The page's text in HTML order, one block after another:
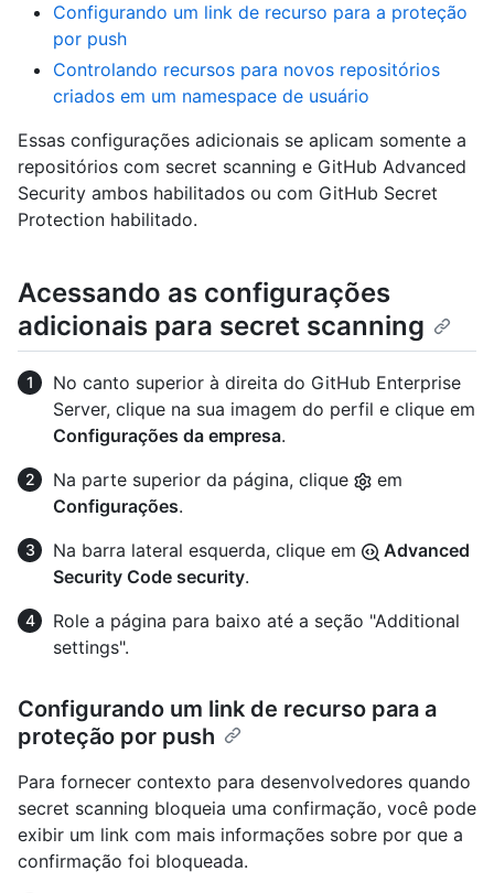
Configurando um link de recurso para a proteção
por push
Controlando recursos para novos repositórios
criados em um namespace de usuário
Essas configurações adicionais se aplicam somente a
repositórios com secret scanning e GitHub Advanced
Security ambos habilitados ou com GitHub Secret
Protection habilitado.
Acessando as configurações
adicionais para secret scanning
No canto superior à direita do GitHub Enterprise
Server, clique na sua imagem do perfil e clique em
Configurações da empresa.
Na parte superior da página, clique
em
Configurações.
Na barra lateral esquerda, clique em
Advanced
Security Code security.
Role a página para baixo até a seção "Additional
settings".
Configurando um link de recurso para a
proteção por push
Para fornecer contexto para desenvolvedores quando
secret scanning bloqueia uma confirmação, você pode
exibir um link com mais informações sobre por que a
confirmação foi bloqueada.